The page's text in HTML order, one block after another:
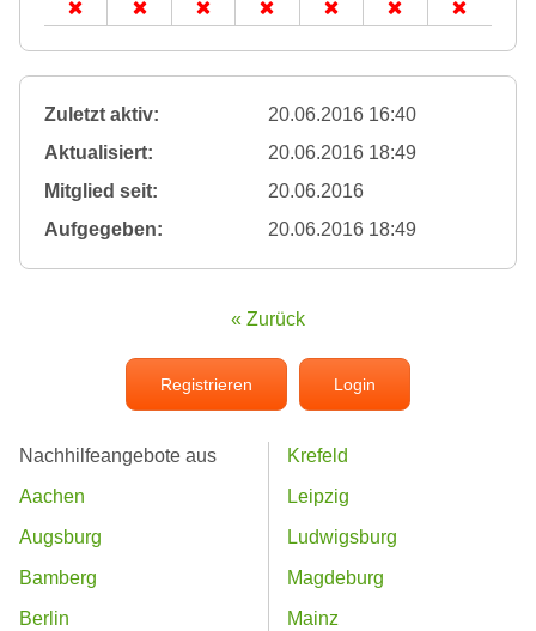
Zuletzt aktiv:
20.06.2016 16:40
Aktualisiert:
20.06.2016 18:49
Mitglied seit:
20.06.2016
Aufgegeben:
20.06.2016 18:49
« Zurück
Registrieren Login
Nachhilfeangebote aus
Aachen
Augsburg
Bamberg
Berlin
Krefeld
Leipzig
Ludwigsburg
Magdeburg
Mainz